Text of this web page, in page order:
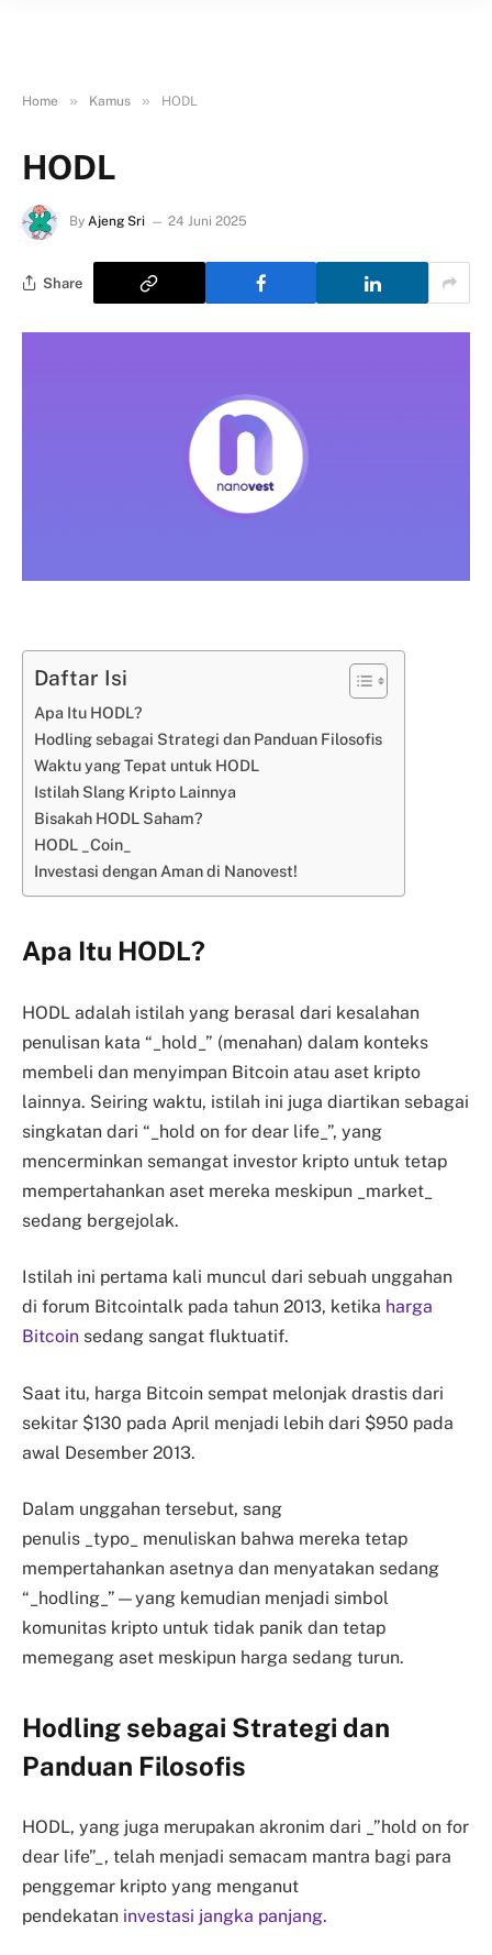
Home » Kamus » HODL
HODL
By Ajeng Sri 24 Juni 2025
Share
Daftar Isi
Apa Itu HODL?
Hodling sebagai Strategi dan Panduan Filosofis
Waktu yang Tepat untuk HODL
Istilah Slang Kripto Lainnya
Bisakah HODL Saham?
HODL _Coin_
Investasi dengan Aman di Nanovest!
Apa Itu HODL?
HODL adalah istilah yang berasal dari kesalahan
penulisan kata “_hold_” (menahan) dalam konteks
membeli dan menyimpan Bitcoin atau aset kripto
lainnya. Seiring waktu, istilah ini juga diartikan sebagai
singkatan dari “_hold on for dear life_”, yang
mencerminkan semangat investor kripto untuk tetap
mempertahankan aset mereka meskipun _market_
sedang bergejolak.
Istilah ini pertama kali muncul dari sebuah unggahan
di forum Bitcointalk pada tahun 2013, ketika harga
Bitcoin sedang sangat fluktuatif.
Saat itu, harga Bitcoin sempat melonjak drastis dari
sekitar $130 pada April menjadi lebih dari $950 pada
awal Desember 2013.
Dalam unggahan tersebut, sang
penulis _typo_ menuliskan bahwa mereka tetap
mempertahankan asetnya dan menyatakan sedang
“_hodling_”—yang kemudian menjadi simbol
komunitas kripto untuk tidak panik dan tetap
memegang aset meskipun harga sedang turun.
Hodling sebagai Strategi dan
Panduan Filosofis
HODL, yang juga merupakan akronim dari _”hold on for
dear life”_, telah menjadi semacam mantra bagi para
penggemar kripto yang menganut
pendekatan investasi jangka panjang.